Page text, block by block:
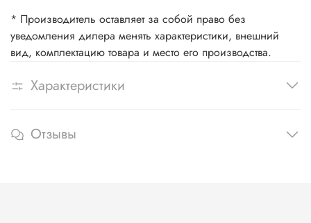
* Производитель оставляет за собой право без
уведомления дилера менять характеристики, внешний
вид, комплектацию товара и место его производства.
Характеристики
Отзывы